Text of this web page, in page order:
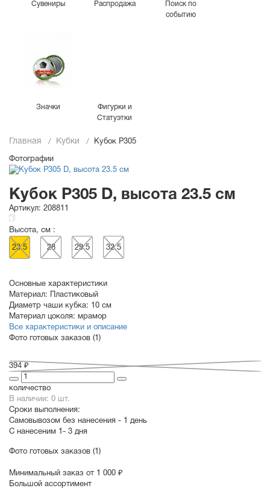
Сувениры Распродажа
Поиск по
событию
Значки
Фигурки и
Статуэтки
Главная Кубки Кубок P305
Фотографии
Кубок P305 D, высота 23.5 см
Артикул: 208811
Высота, см :
23.5 28 29.5 32.5
Основные характеристики
Материал: Пластиковый
Диаметр чаши кубка: 10 см
Материал цоколя: мрамор
Все характеристики и описание
Фото готовых заказов (1)
394 ₽
количество
В наличии: 0 шт.
Сроки выполнения:
Самовывозом без нанесения -
1 день
С нанесеним
1- 3 дня
Фото готовых заказов (1)
Минимальный заказ от 1 000 ₽
Большой ассортимент